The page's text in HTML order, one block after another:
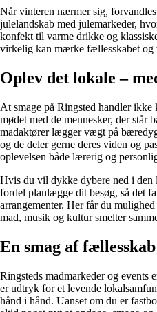
Når vinteren nærmer sig,
julelandskab med julemarkeder,
konfekt til varme drikke og
virkelig kan mærke fællesskabet og
Oplev det lokale –
At smage på Ringsted handler ikke
mødet med de mennesker, der står
madaktører lægger vægt på
og de deler gerne deres viden og
oplevelsen både lærerig og
Hvis du vil dykke dybere ned i den
fordel planlægge dit besøg, så det
arrangementer. Her får du
mad, musik og kultur smelter
En smag af fællesskab
Ringsteds madmarkeder og events
er udtryk for et levende
hånd i hånd. Uanset om du er